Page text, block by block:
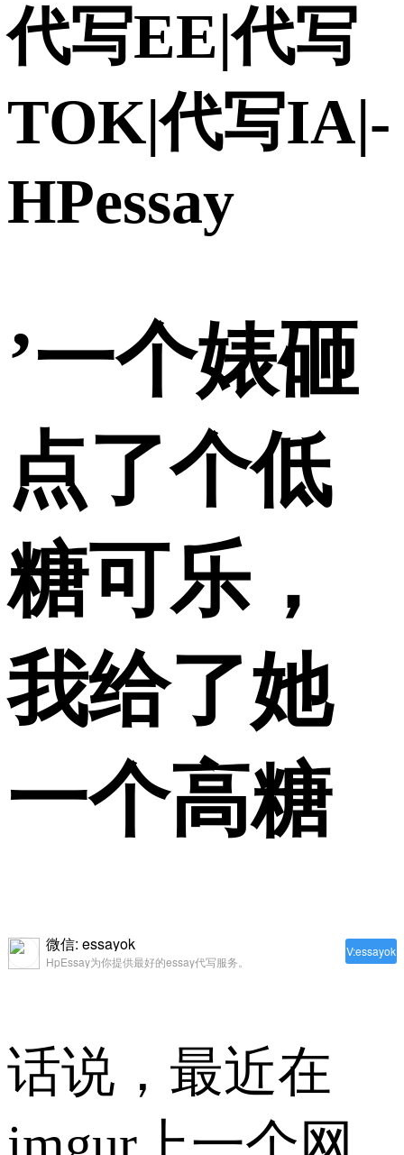
代写EE|代写
TOK|代写IA|-
HPessay
’一个婊砸
点了个低
糖可乐，
我给了她
一个高糖
V:essayok
微信: essayok
HpEssay为你提供最好的essay代写服务。
话说，最近在